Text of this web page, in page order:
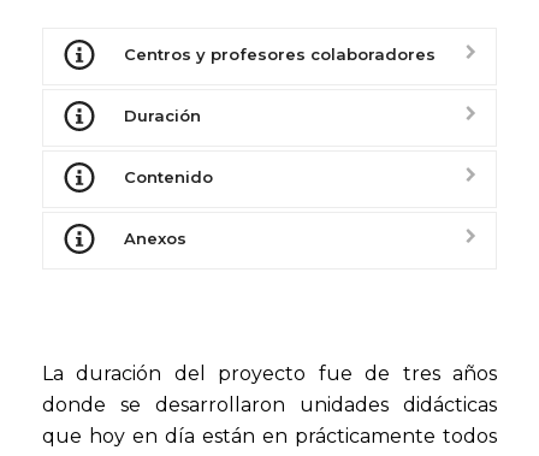
Centros y profesores colaboradores
Duración
Contenido
Anexos
La duración del proyecto fue de tres años
donde se desarrollaron unidades didácticas
que hoy en día están en prácticamente todos